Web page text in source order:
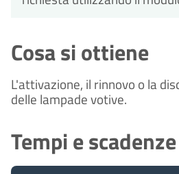
Cosa si ottiene
L'attivazione, il rinnovo o la
delle lampade votive.
Tempi e scadenze